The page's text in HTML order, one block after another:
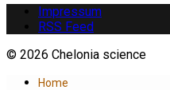
Impressum
RSS Feed
© 2026 Chelonia science
Home